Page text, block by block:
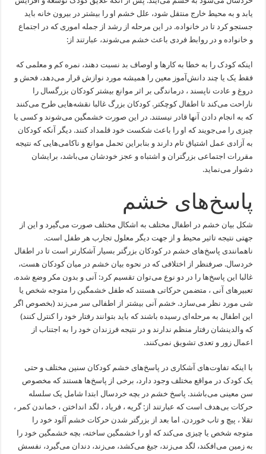
یابد و به محیط خارج منتقل شود، علل خشم او را بیشتر در بیرون خانه باید
جستجو کرد تا در خانواده. در این مرحله از رشد از جمله اموری که در اجتماع
و خانواده و در روابط فردی باعث خشم می‌شوند، عبارتند از:
اینکه کودک را به خطا به کارها و اوصاف بد نسبت دهند، نمره کم و معلمی که
فقط یک یا چند دانش‌آموز معین را همیشه مورد نوازش قرار می‌دهد، فحش و
دروغ و عادت ناپسند ، درماندگی بر اثر موانع بیشتر کودکان بزرگسال را
ناراحت می‌کند تا اطفال کوچکتر. کودکان بزرگ غالبا نقشه‌هایی طرح می‌کنند
که به انجام دادن آنها قادر نیستند. در این صورت خشمگین می‌شوند و کسی یا
چیزی را می‌جویند که او را باعث شکست خود قلمداد کنند. دیگر آنکه کودکان
به آزادی عمل اشتیاق تام دارند و بنابراین تحمل موانع و ناکامی‌هایی که نتیجه
مقررات اجتماعی بزرگتران و اشتباه و عجز خودشان می‌باشد، برایشان
دشوار می‌نماید.
پاسخ‌های خشم
شکل بیان خشم در اطفال مختلف به اشکال مختلف صورت می‌گیرد و این از
جهتی نتیجه تاثیر محیط و از جهت دیگر معلول تجارب هر طفل است.
ناهمانندی پاسخ‌های خشم در کودکان بزرگتر بسیار آشکارتر است تا در اطفال
خردسال. صرفنظر از اختلافی که در نحوه بیان خشم در میان کودکان هست،
غالبا این پاسخ‌ها را در دو نوع می‌توان تقسیم کرد: آنی و بدون مکر وضع شده.
تعبیرهای آنی ، متضمن حرکاتی هستند که طفل خشمگین را متوجه شخص یا
شی مورد نظر می‌سازد. خشم آنی بیشتر از اطفالی سر می‌زند (بخصوص اگر
این اطفال به مرحله‌ای رسیده باشند که باید بتوانند رفتار خود را کنترل کنند)
که والدینشان رفتار منظم ندارند و در نتیجه فرزندان خود را به اجتناب از
اعمال زور و تعدی تشویق نمی‌کنند.
با اینکه تفاوت‌های آشکاری در پاسخ‌های خشم کودکان سنین مختلف و حتی
یک کودک در مواقع مختلف وجود دارد، برخی از پاسخ‌ها هستند که مخصوص
سن معینی می‌باشند. پاسخ خشم در بچه خردسال ابتدا شامل یک سلسله
حرکات بی‌هدف است که عبارتند از: گریه ، فریاد ، لگد انداختن ، خماندن کمر ،
تقلا ، پیچ و تاب خوردن. اما بعد از بزرگتر شدن حرکات خشم آلود خود را
متوجه شخص یا چیزی می‌کند که او را خشمگین ساخته، بچه خشمگین خود را
به زمین می‌افکند، لگد می‌زند، جیغ می‌کشد، می‌زند، دندان می‌گیرد، نفسش